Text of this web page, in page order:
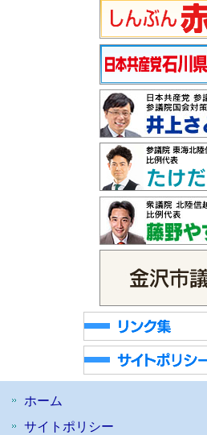
ホーム
サイトポリシー